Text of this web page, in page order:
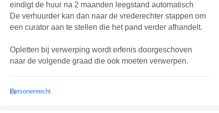
eindigt de huur na 2 maanden leegstand automatisch
De verhuurder kan dan naar de vrederechter stappen om
een curator aan te stellen die het pand verder afhandelt.
Opletten bij verwerping wordt erfenis doorgeschoven
naar de volgende graad die ook moeten verwerpen.
Personenrecht